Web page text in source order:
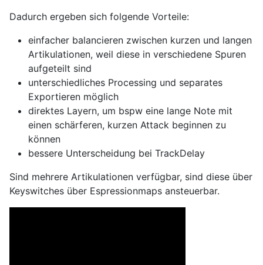
Dadurch ergeben sich folgende Vorteile:
einfacher balancieren zwischen kurzen und langen
Artikulationen, weil diese in verschiedene Spuren
aufgeteilt sind
unterschiedliches Processing und separates
Exportieren möglich
direktes Layern, um bspw eine lange Note mit
einen schärferen, kurzen Attack beginnen zu
können
bessere Unterscheidung bei TrackDelay
Sind mehrere Artikulationen verfügbar, sind diese über
Keyswitches über Espressionmaps ansteuerbar.